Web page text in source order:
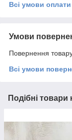
Всі умови оплати
Умови
Повернення
Всі умови
Подібні товари